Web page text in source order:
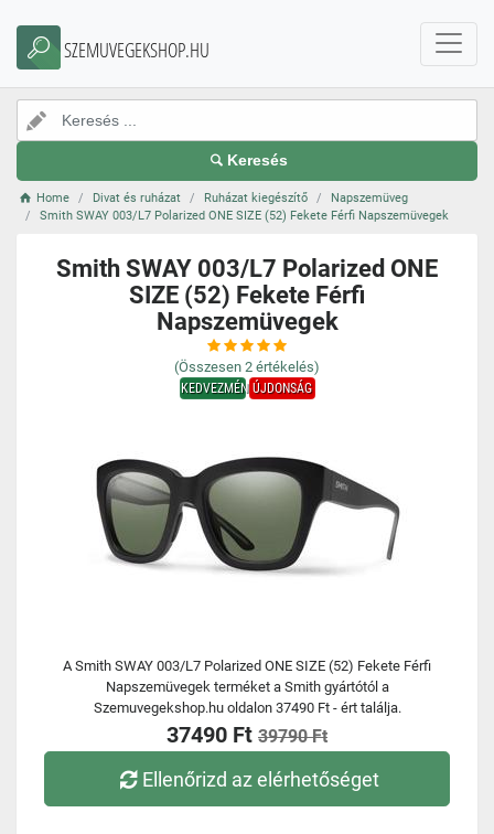
SZEMUVEGEKSHOP.HU
Keresés
Home Divat és ruházat Ruházat kiegészítő
Napszemüveg
Smith SWAY 003/L7 Polarized ONE SIZE (52) Fekete Férfi Napszemüvegek
Smith SWAY 003/L7 Polarized ONE
SIZE (52) Fekete Férfi
Napszemüvegek
(Összesen 2 értékelés)
KEDVEZMÉNYÚJDONSÁG
A Smith SWAY 003/L7 Polarized ONE SIZE (52) Fekete Férfi
Napszemüvegek terméket a Smith gyártótól a
Szemuvegekshop.hu oldalon 37490 Ft - ért találja.
37490 Ft 39790 Ft
Ellenőrizd az elérhetőséget